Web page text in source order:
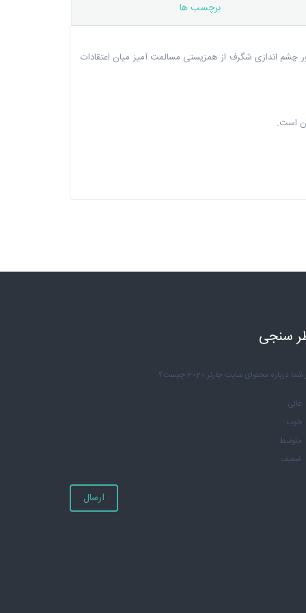
برچسب ها
اندازی شگرف از همزیستی مسالمت آمیز میان اعتقادات
سنجی
درباره محتوای سایت چارتر 2020 چیست؟
عالی
خوب
متوسط
ضعیف
ارسال